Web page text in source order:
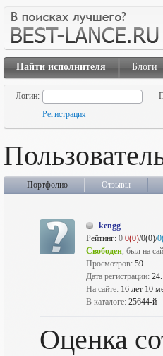
Найти исполнителя Блоги
Логин:
Регистрация
Портфолио Отзывы
kengg
Рейтинг: 0 0(0)/0(0)/
Свободен, был на
Просмотров: 59
Дата регистрации:
На сайте: 16 лет 10
В каталоге: 25644-й
Оценка